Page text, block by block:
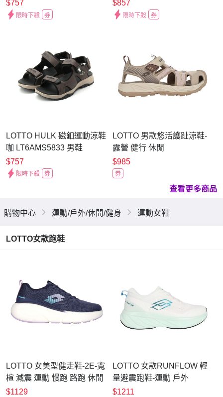
$757
限時下殺 券
$857
限時下殺 券
LOTTO HULK 磁釦運動涼鞋
咖 LT6AMS5833 男鞋
$757
限時下殺 券
LOTTO 男款悠活護趾涼鞋-
露營 健行 休閒
LT6AMS5421 棕藕粉
$985
券
查看更多商品
購物中心 運動/戶外/休閒/健身 運動女鞋
LOTTO女款跑鞋
LOTTO 女美型健走鞋-2E-寬
楦 減震 運動 慢跑 路跑 休閒
LT5AWR9516 丈青紫水藍
$1129
LOTTO 女款RUNFLOW 輕
量避震跑鞋-運動 戶外
LT6AWR5375 白綠
$1211